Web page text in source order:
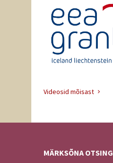
Videosid mõisast
MÄRKSÕNA OTSING